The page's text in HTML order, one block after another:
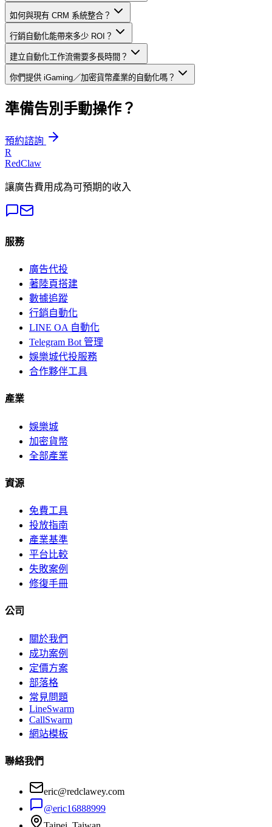
如何與現有 CRM 系統整合？
行銷自動化能帶來多少 ROI？
建立自動化工作流需要多長時間？
你們提供 iGaming／加密貨幣產業的自動化嗎？
準備告別手動操作？
預約諮詢
R
RedClaw
讓廣告費用成為可預期的收入
服務
廣告代投
著陸頁搭建
數據追蹤
行銷自動化
LINE OA 自動化
Telegram Bot 管理
娛樂城代投服務
合作夥伴工具
產業
娛樂城
加密貨幣
全部產業
資源
免費工具
投放指南
產業基準
平台比較
失敗案例
修復手冊
公司
關於我們
成功案例
定價方案
部落格
常見問題
LineSwarm
CallSwarm
網站模板
聯絡我們
eric@redclawey.com
@eric16888999